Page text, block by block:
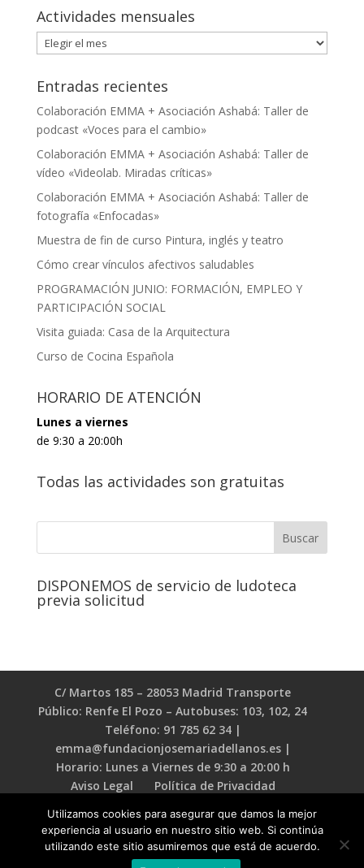
Actividades mensuales
Actividades
mensuales
Entradas recientes
Colaboración EMMA + Asociación Ashabá: Taller de
podcast «Voces para el cambio»
Colaboración EMMA + Asociación Ashabá: Taller de
vídeo «Videolab. Miradas críticas»
Colaboración EMMA + Asociación Ashabá: Taller de
fotografía «Enfocadas»
Muestra de fin de curso Pintura, inglés y teatro
Cómo crear vínculos afectivos saludables
PROGRAMACIÓN JUNIO: FORMACIÓN, EMPLEO Y
PARTICIPACIÓN SOCIAL
Visita guiada: Casa de la Arquitectura
Curso de Cocina Española
HORARIO DE ATENCIÓN
Lunes a viernes
de 9:30 a 20:00h
Todas las actividades son gratuitas
DISPONEMOS de servicio de ludoteca
previa solicitud
C/ Martos 185 – 28053 Madrid Transporte
Público: Renfe El Pozo – Autobuses: 103, 102, 24
Teléfono: 91 785 62 34 |
emma@fundacionjosemariadellanos.es |
Horario: Lunes a Viernes de 9:30 a 20:00 h
Aviso Legal
Política de Privacidad
Utilizamos cookies para asegurar que damos la mejor
experiencia al usuario en nuestro sitio web. Si continúa
utilizando este sitio asumiremos que está de acuerdo.